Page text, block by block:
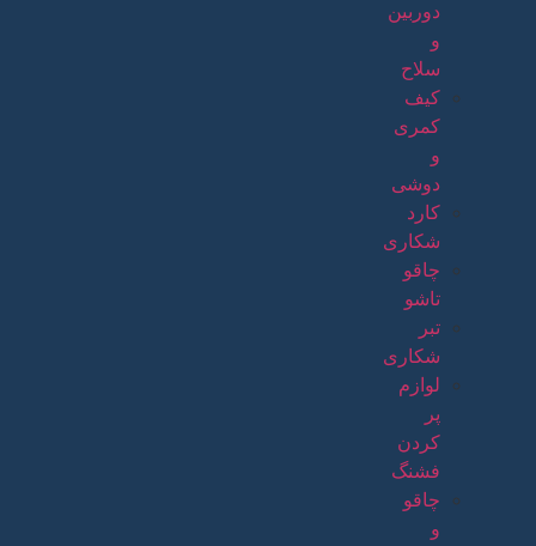
دوربین
و
سلاح
کیف
کمری
و
دوشی
کارد
شکاری
چاقو
تاشو
تبر
شکاری
لوازم
پر
کردن
فشنگ
چاقو
و